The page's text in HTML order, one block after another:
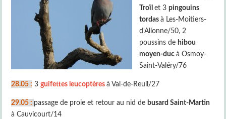
Troïlet 3pingouins
tordasà Les-Moitiers-
d'Allonne/50, 2
poussins de hibou
moyen-ducà Osmoy-
Saint-Valéry/76
28.05 : 3guifettes leucoptèresà Val-de-Reuil/27
29.05 : passage de proie et retour au nid de busard Saint-Martin
à Cauvicourt/14